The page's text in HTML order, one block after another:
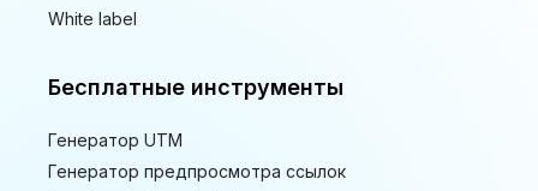
White label
Бесплатные инструменты
Генератор UTM
Генератор предпросмотра ссылок